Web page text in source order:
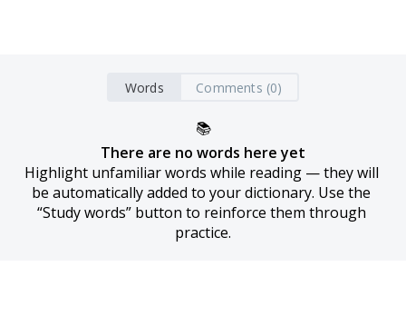
Words Comments (0)
📚
There are no words here yet
Highlight unfamiliar words while reading — they will
be automatically added to your dictionary. Use the
“Study words” button to reinforce them through
practice.